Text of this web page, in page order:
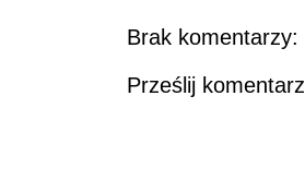
Brak komentarzy:
Prześlij komentarz